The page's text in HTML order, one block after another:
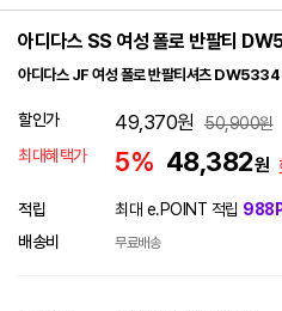
아디다스 SS 여성 폴로 반팔티
아디다스 JF 여성 폴로 반팔티셔츠
할인가 49,370원 50,900원
최대혜택가
5% 48,382원
적립 최대 e.POINT 적립
배송비
무료배송